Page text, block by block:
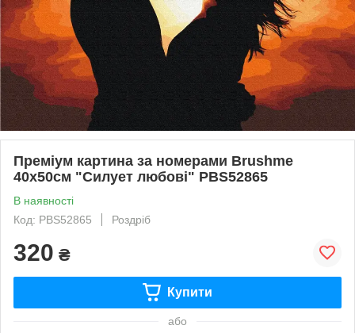
Преміум картина за номерами Brushme
40x50см "Силует любові" PBS52865
В наявності
Код: PBS52865
Роздріб
320 ₴
Купити
або